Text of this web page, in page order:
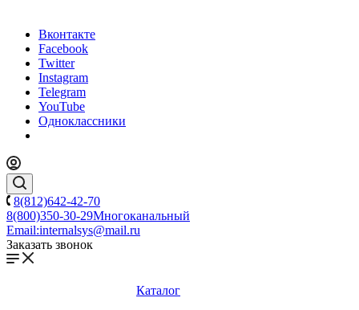
Вконтакте
Facebook
Twitter
Instagram
Telegram
YouTube
Одноклассники
8(812)642-42-70
8(800)350-30-29Многоканальный
Email:internalsys@mail.ru
Заказать звонок
Каталог